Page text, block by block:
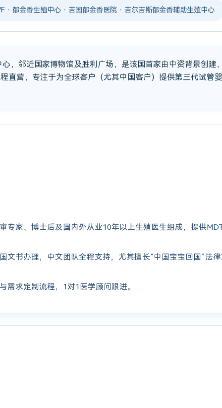
· 郁金香生殖中心 · 吉国郁金香医院 · 吉尔吉斯郁金香辅助生殖中心
，邻近国家博物馆及胜利广场，是该国首家由中资背景创建
直营，专注于为全球客户（尤其中国客户）提供第三代试管
专家、博士后及国内外从业10年以上生殖医生组成，提供
文书办理，中文团队全程支持，尤其擅长“中国宝宝回国”法
需求定制流程，1对1医学顾问跟进。